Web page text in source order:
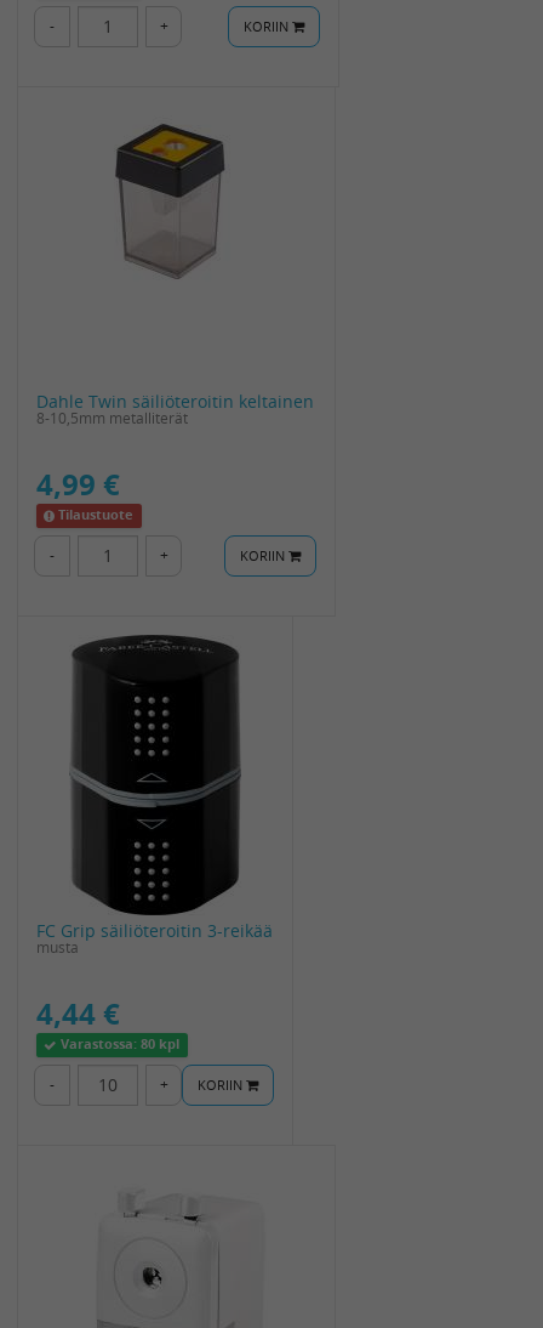
- + KORIIN
Dahle Twin säiliöteroitin keltainen
8-10,5mm metalliterät
4,99 €
Tilaustuote
- + KORIIN
FC Grip säiliöteroitin 3-reikää
musta
4,44 €
Varastossa:80 kpl
- + KORIIN